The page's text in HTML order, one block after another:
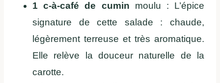
1 c-à-café de cumin moulu : L’épice
signature de cette salade : chaude,
légèrement terreuse et très aromatique.
Elle relève la douceur naturelle de la
carotte.